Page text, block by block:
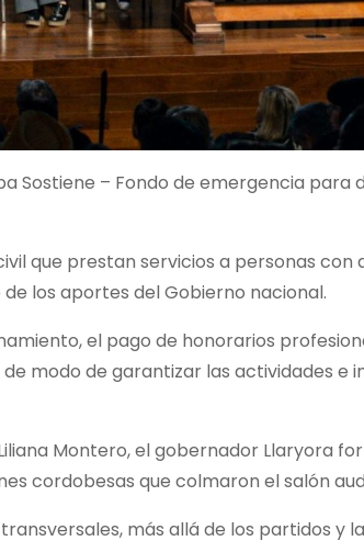
Sostiene – Fondo de emergencia para
que prestan servicios a personas con
los aportes del Gobierno nacional.
el pago de honorarios
modo de garantizar las actividades e
Montero, el gobernador Llaryora
cordobesas que colmaron el salón
más allá de los partidos y